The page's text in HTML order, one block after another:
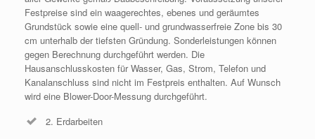
Festpreise sind ein waagerechtes, ebenes und geräumtes
Grundstück sowie eine quell- und grundwasserfreie Zone bis 30
cm unterhalb der tiefsten Gründung. Sonderleistungen können
gegen Berechnung durchgeführt werden. Die
Hausanschlusskosten für Wasser, Gas, Strom, Telefon und
Kanalanschluss sind nicht im Festpreis enthalten. Auf Wunsch
wird eine Blower-Door-Messung durchgeführt.
2. Erdarbeiten